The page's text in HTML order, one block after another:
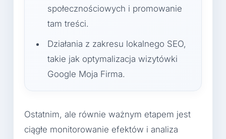
społecznościowych i promowanie
tam treści.
Działania z zakresu lokalnego SEO,
takie jak optymalizacja wizytówki
Google Moja Firma.
Ostatnim, ale równie ważnym etapem jest
ciągłe monitorowanie efektów i analiza